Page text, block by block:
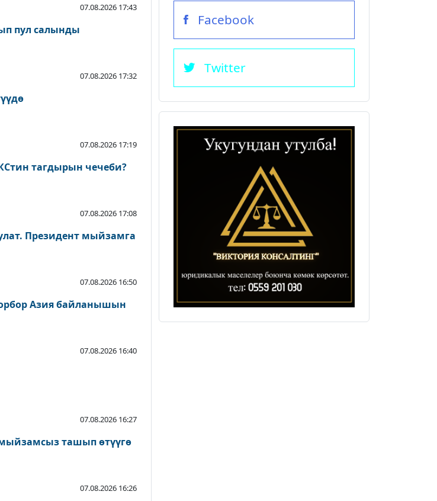
07.08.2026 17:43
пул салынды
07.08.2026 17:32
07.08.2026 17:19
тагдырын чечеби?
07.08.2026 17:08
Президент мыйзамга
07.08.2026 16:50
Азия байланышын
07.08.2026 16:40
07.08.2026 16:27
ташып өтүүгө
07.08.2026 16:26
Facebook
Twitter